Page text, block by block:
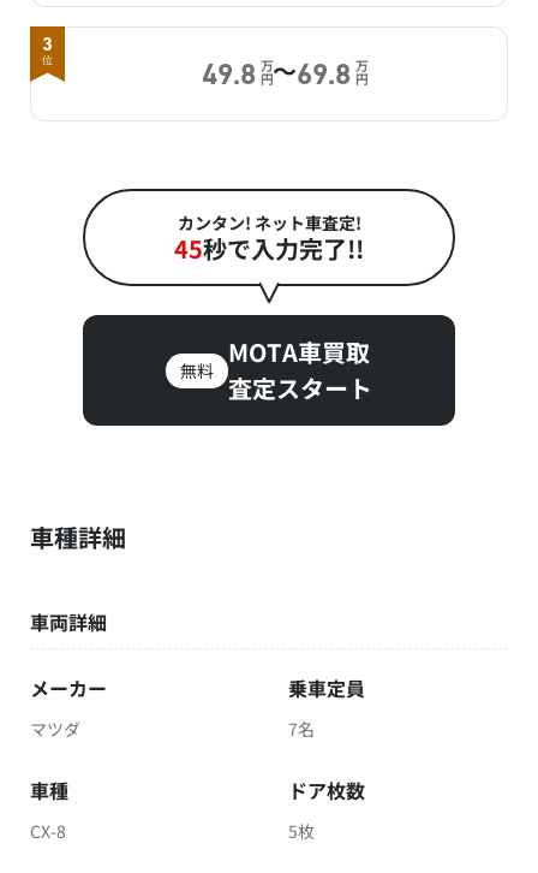
3
位
49.8 万
円～69.8 万
円
カンタン! ネット車査定!
45秒で入力完了!!
無料
MOTA車買取
査定スタート
車種詳細
車両詳細
メーカー
マツダ
乗車定員
7名
車種
CX-8
ドア枚数
5枚